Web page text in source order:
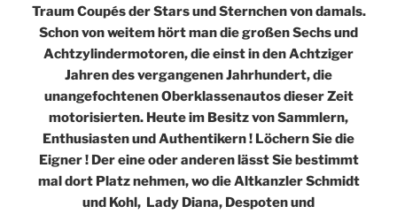
Traum Coupés der Stars und Sternchen von damals.
Schon von weitem hört man die großen Sechs und
Achtzylindermotoren, die einst in den Achtziger
Jahren des vergangenen Jahrhundert, die
unangefochtenen Oberklassenautos dieser Zeit
motorisierten. Heute im Besitz von Sammlern,
Enthusiasten und Authentikern ! Löchern Sie die
Eigner ! Der eine oder anderen lässt Sie bestimmt
mal dort Platz nehmen, wo die Altkanzler Schmidt
und Kohl, Lady Diana, Despoten und